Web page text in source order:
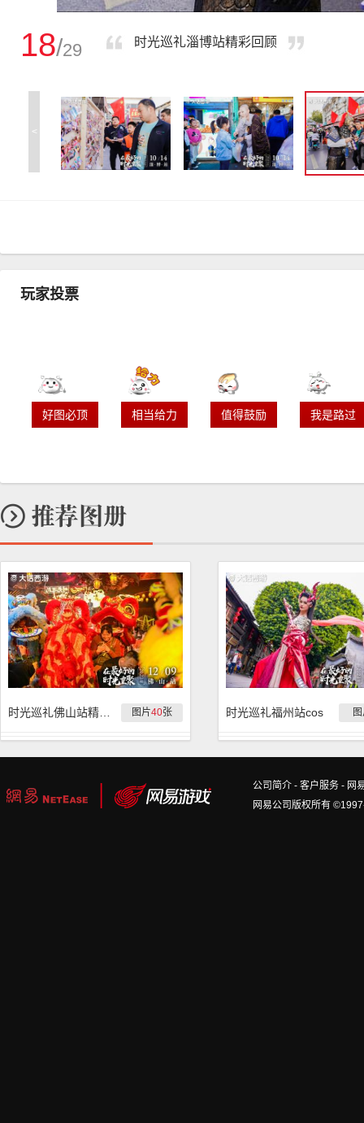
18/29 时光巡礼淄博站精彩回顾
<
玩家投票
好图必顶 相当给力 值得鼓励 我是路过
图片40张 时光巡礼福州站cos
公司简介 - 客户服务 - 网
网易公司版权所有